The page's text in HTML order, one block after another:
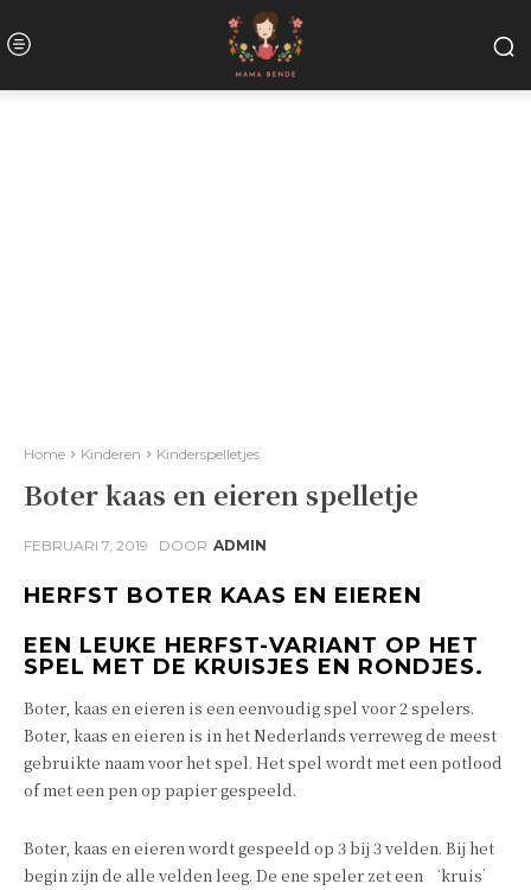
Home Kinderen Kinderspelletjes
Boter kaas en eieren spelletje
FEBRUARI 7, 2019 DOOR ADMIN
HERFST BOTER KAAS EN EIEREN
EEN LEUKE HERFST-VARIANT OP HET
SPEL MET DE KRUISJES EN RONDJES.
Boter, kaas en eieren is een eenvoudig spel voor 2 spelers.
Boter, kaas en eieren is in het Nederlands verreweg de meest
gebruikte naam voor het spel. Het spel wordt met een potlood
of met een pen op papier gespeeld.
Boter, kaas en eieren wordt gespeeld op 3 bij 3 velden. Bij het
begin zijn de alle velden leeg. De ene speler zet een ‘kruis’